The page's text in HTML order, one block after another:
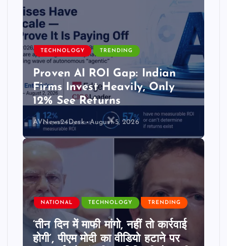
TECHNOLOGY TRENDING
Proven AI ROI Gap: Indian
Firms Invest Heavily, Only
12% See Returns
AVNews24Desk August 5, 2026
NATIONAL TECHNOLOGY TRENDING
‘तीन दिन में माफी मांगो, नहीं तो कार्रवाई
होगी’, पीएम मोदी का वीडियो हटाने पर